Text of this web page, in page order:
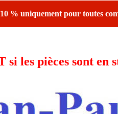
% uniquement pour toutes
si les pièces sont en